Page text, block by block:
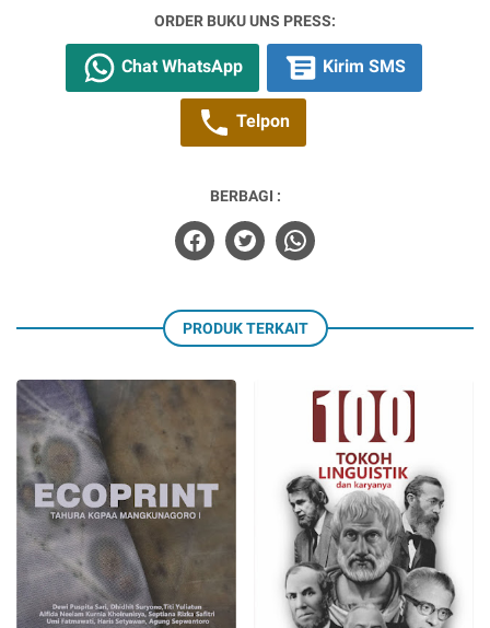
ORDER BUKU UNS PRESS:
Chat WhatsApp Kirim SMS
Telpon
BERBAGI :
PRODUK TERKAIT